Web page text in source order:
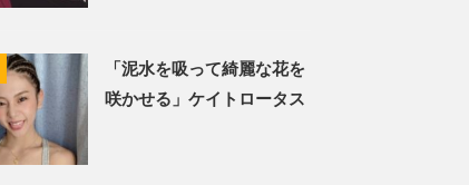
「泥水を吸って綺麗な花を
咲かせる」ケイトロータス